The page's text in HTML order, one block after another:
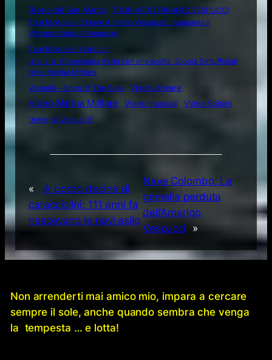
Storia del San Marco
TOUR MEDITERRANEO VESPUCCI
Tour Mondiale di Nave Amerigo Vespucci: inaugurato il
Villaggio Italia di Singapore
Tour Mondiale Vespucci
Una vita straordinaria inizia con una scelta: Scuola Sottufficiali
della Marina Militare
Vangelis – Song Of The Seas
Video di mare
Video Marina Militare Video musicali
Video Soldini
“Amerigo Vespucci”
«
A bordo decine di
caracciolini: 111 anni fa
nascevano le navi asilo
Nave Colombo: La
gemella perduta
dell’Amerigo
Vespucci
»
Non arrenderti mai amico mio, impara a cercare
sempre il sole, anche quando sembra che venga
la tempesta … e lotta!